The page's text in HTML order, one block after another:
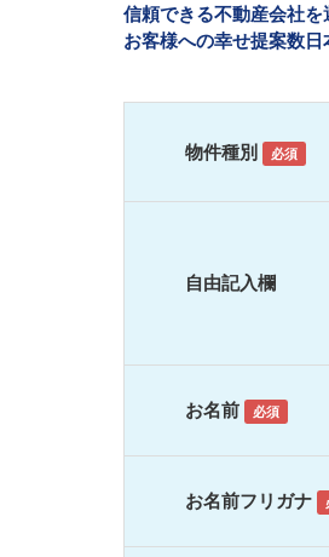
信頼できる不動産会社を
お客様への幸せ提案数
物件種別 必須
自由記入欄
お名前 必須
お名前フリガナ